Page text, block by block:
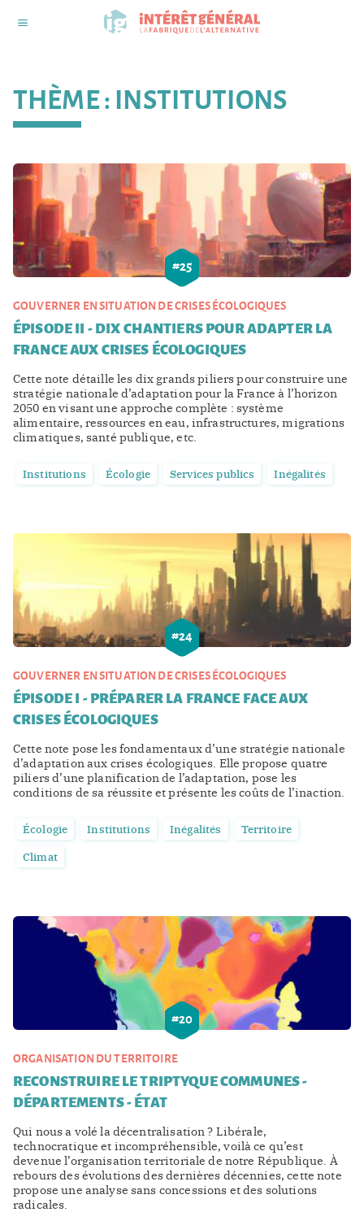
THÈME :INSTITUTIONS
#25
GOUVERNER EN SITUATION DE CRISES ÉCOLOGIQUES
ÉPISODE II - DIX CHANTIERS POUR ADAPTER LA
FRANCE AUX CRISES ÉCOLOGIQUES
Cette note détaille les dix grands piliers pour construire une
stratégie nationale d’adaptation pour la France à l’horizon
2050 en visant une approche complète : système
alimentaire, ressources en eau, infrastructures, migrations
climatiques, santé publique, etc.
Institutions Écologie Services publics Inégalités
#24
GOUVERNER EN SITUATION DE CRISES ÉCOLOGIQUES
ÉPISODE I - PRÉPARER LA FRANCE FACE AUX
CRISES ÉCOLOGIQUES
Cette note pose les fondamentaux d’une stratégie nationale
d’adaptation aux crises écologiques. Elle propose quatre
piliers d’une planification de l’adaptation, pose les
conditions de sa réussite et présente les coûts de l’inaction.
Écologie Institutions Inégalités
Territoire
Climat
#20
ORGANISATION DU TERRITOIRE
RECONSTRUIRE LE TRIPTYQUE COMMUNES -
DÉPARTEMENTS - ÉTAT
Qui nous a volé la décentralisation ? Libérale,
technocratique et incompréhensible, voilà ce qu’est
devenue l’organisation territoriale de notre République. À
rebours des évolutions des dernières décennies, cette note
propose une analyse sans concessions et des solutions
radicales.